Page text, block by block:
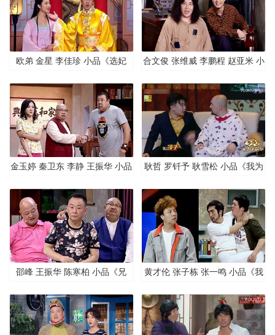
欧弟 金星 李佳珍 小品《选妃
合文俊 张维威 李鹏程 赵亚米 小
金玉婷 秦卫东 李静 王振华 小品
耿哲 罗钎予 耿雪松 小品《我为
邵峰 王振华 陈寒柏 小品《兄
黄才伦 张子栋 张一鸣 小品《我